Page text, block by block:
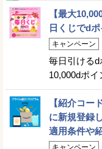
【最大
日くじでd
キャンペーン
毎日引ける
10,000dポ
【紹介コー
に新規登録
適用条件や
キャンペーン